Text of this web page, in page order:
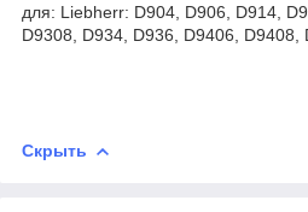
для: Liebherr: D904, D906, D914,
D9308, D934, D936, D9406, D9408,
Скрыть